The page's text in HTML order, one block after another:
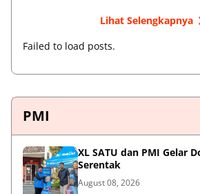
Lihat Selengkapnya
Failed to load posts.
PMI
XL SATU dan PMI Gelar
Serentak
August 08, 2026